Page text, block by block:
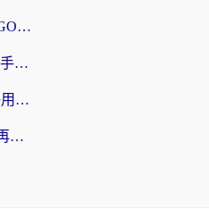
海外党必看：雷神手游和GOGO好用吗？3步选对回国加速器，无缝刷剧玩原神
海外党必看：ChickCN和扇贝手游好用吗？3步选对回国加速器无缝刷国内资源
海外党困惑：迅游和豌豆IP好用吗？选对回国加速器，刷剧游戏再也不卡
海外党必看：大陆vpn翻墙不再难！选对加速器，无缝刷国内资源